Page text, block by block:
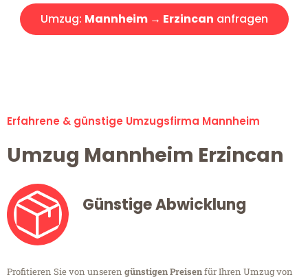
Umzug: Mannheim → Erzincan anfragen
Erfahrene & günstige Umzugsfirma Mannheim
Umzug Mannheim Erzincan
Günstige Abwicklung
Profitieren Sie von unseren günstigen Preisenfür Ihren Umzug von